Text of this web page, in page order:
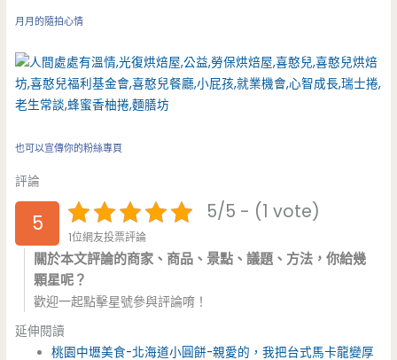
月月的隨拍心情
也可以宣傳你的粉絲專頁
評論
5 5/5 - (1 vote)
1位網友投票評論
關於本文評論的商家、商品、景點、議題、方法，你給幾
顆星呢？
歡迎一起點擊星號參與評論唷！
延伸閱讀
桃園中壢美食-北海道小圓餅-親愛的，我把台式馬卡龍變厚